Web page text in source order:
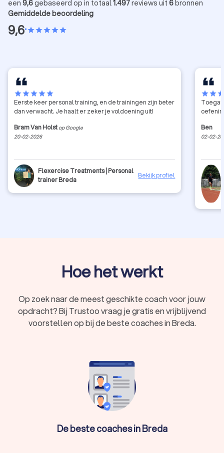
een 9,6gebaseerd op in totaal1.497reviews uit 6bronnen
Gemiddelde beoordeling
9,6•starstarstarstarstar
starstarstarstarstar
Eerste keer personal training, en de trainingen zijn beter
dan verwacht. Je haalt er zeker je voldoening uit!
Bram Van Holst op Google
20-02-2026
Flexercise Treatments | Personal
trainer Breda
Bekijk profiel
starstar
Ben
02-02-
Hoe het werkt
Op zoek naar de meest geschikte coach voor jouw
opdracht? Bij Trustoo vraag je gratis en vrijblijvend
voorstellen op bij de beste coaches in Breda.
De beste coaches in Breda